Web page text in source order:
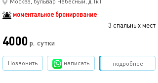
моментальное бронирование
3 спальных мест
4000 р. сутки
подробнее
Позвонить написать Забронировать